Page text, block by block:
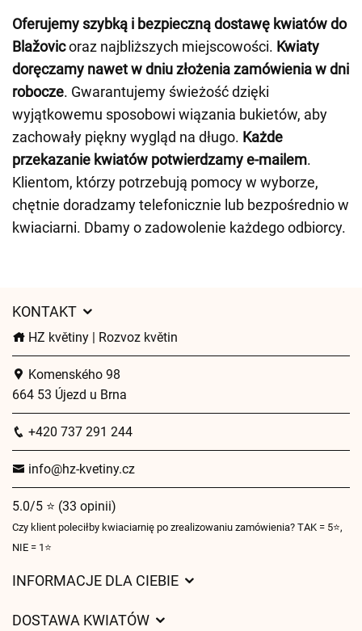
Oferujemy szybką i bezpieczną dostawę kwiatów do
Blažovicoraz najbliższych miejscowości. Kwiaty
doręczamy nawet w dniu złożenia zamówienia w dni
robocze. Gwarantujemy świeżość dzięki
wyjątkowemu sposobowi wiązania bukietów, aby
zachowały piękny wygląd na długo. Każde
przekazanie kwiatów potwierdzamy e-mailem.
Klientom, którzy potrzebują pomocy w wyborze,
chętnie doradzamy telefonicznie lub bezpośrednio w
kwiaciarni. Dbamy o zadowolenie każdego odbiorcy.
KONTAKT
HZ květiny | Rozvoz květin
Komenského 98
664 53 Újezd u Brna
+420 737 291 244
info@hz-kvetiny.cz
5.0/5 ⭐ (33 opinii)
Czy klient poleciłby kwiaciarnię po zrealizowaniu zamówienia? TAK = 5⭐,
NIE = 1⭐
INFORMACJE DLA CIEBIE
DOSTAWA KWIATÓW